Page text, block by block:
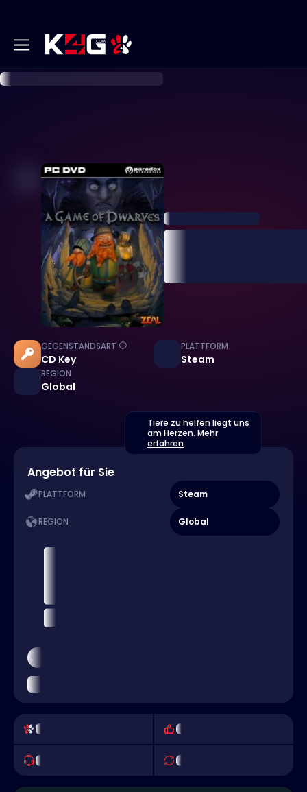
GEGENSTANDSART
CD Key
PLATTFORM
Steam
REGION
Global
Tiere zu helfen liegt uns
am Herzen. Mehr
erfahren
Angebot für Sie
PLATTFORM Steam
REGION Global